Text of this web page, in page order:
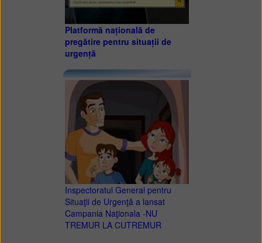
Platformă națională de
pregătire pentru situații de
urgență
Inspectoratul General pentru
Situaţii de Urgenţă a lansat
Campania Naţionala -NU
TREMUR LA CUTREMUR